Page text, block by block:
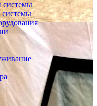
системы
системы